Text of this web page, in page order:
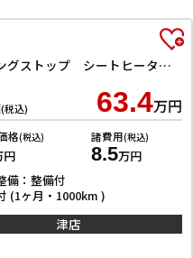
L キーレスエントリー アイドリングストップ シートヒーター CVT ABS ESC CD マニュアルエアコン パワーステアリング
(税込) 63.4万円
格(税込)
円
諸費用(税込)
8.5万円
備：整備付
(1ヶ月・1000km )
津店